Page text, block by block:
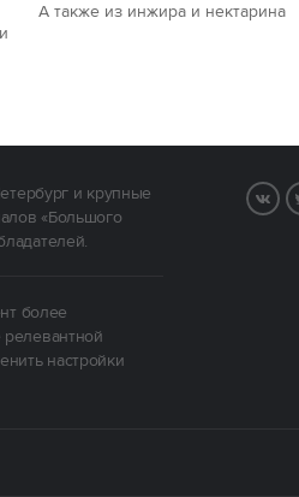
А также из инжира и нектарина
и крупные
«Большого
более
настройки
VK